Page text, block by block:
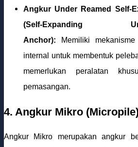
Angkur Under Reamed Self-
(Self-Expanding
Anchor): Memiliki mekanisme
internal untuk membentuk
memerlukan peralatan
pemasangan.
4. Angkur Mikro
Angkur Mikro merupakan angkur